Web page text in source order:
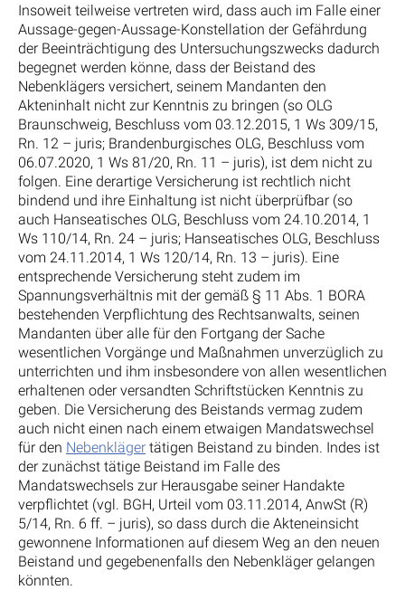
Insoweit teilweise vertreten wird, dass auch im Falle einer
Aussage-gegen-Aussage-Konstellation der Gefährdung
der Beeinträchtigung des Untersuchungszwecks dadurch
begegnet werden könne, dass der Beistand des
Nebenklägers versichert, seinem Mandanten den
Akteninhalt nicht zur Kenntnis zu bringen (so OLG
Braunschweig, Beschluss vom 03.12.2015, 1 Ws 309/15,
Rn. 12 – juris; Brandenburgisches OLG, Beschluss vom
06.07.2020, 1 Ws 81/20, Rn. 11 – juris), ist dem nicht zu
folgen. Eine derartige Versicherung ist rechtlich nicht
bindend und ihre Einhaltung ist nicht überprüfbar (so
auch Hanseatisches OLG, Beschluss vom 24.10.2014, 1
Ws 110/14, Rn. 24 – juris; Hanseatisches OLG, Beschluss
vom 24.11.2014, 1 Ws 120/14, Rn. 13 – juris). Eine
entsprechende Versicherung steht zudem im
Spannungsverhältnis mit der gemäß § 11 Abs. 1 BORA
bestehenden Verpflichtung des Rechtsanwalts, seinen
Mandanten über alle für den Fortgang der Sache
wesentlichen Vorgänge und Maßnahmen unverzüglich zu
unterrichten und ihm insbesondere von allen wesentlichen
erhaltenen oder versandten Schriftstücken Kenntnis zu
geben. Die Versicherung des Beistands vermag zudem
auch nicht einen nach einem etwaigen Mandatswechsel
für den Nebenkläger tätigen Beistand zu binden. Indes ist
der zunächst tätige Beistand im Falle des
Mandatswechsels zur Herausgabe seiner Handakte
verpflichtet (vgl. BGH, Urteil vom 03.11.2014, AnwSt (R)
5/14, Rn. 6 ff. – juris), so dass durch die Akteneinsicht
gewonnene Informationen auf diesem Weg an den neuen
Beistand und gegebenenfalls den Nebenkläger gelangen
könnten.